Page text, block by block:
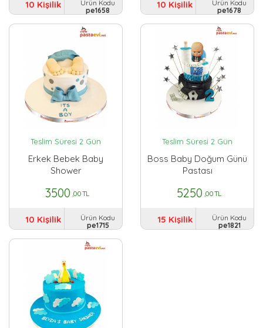
10 Kişilik
Ürün Kodu
pe1658
10 Kişilik
Ürün Kodu
pe1678
Teslim Süresi 2 Gün
Erkek Bebek Baby
Shower
3500 ,00 TL
10 Kişilik
Ürün Kodu
pe1715
Teslim Süresi 2 Gün
Boss Baby Doğum Günü
Pastası
5250 ,00 TL
15 Kişilik
Ürün Kodu
pe1821